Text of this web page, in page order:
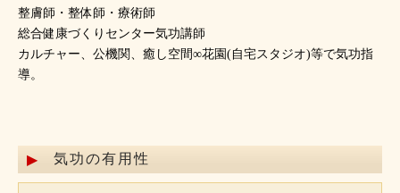
整膚師・整体師・療術師
総合健康づくりセンター気功講師
カルチャー、公機関、癒し空間∞花園(自宅スタジオ)等で気功指
導。
気功の有用性